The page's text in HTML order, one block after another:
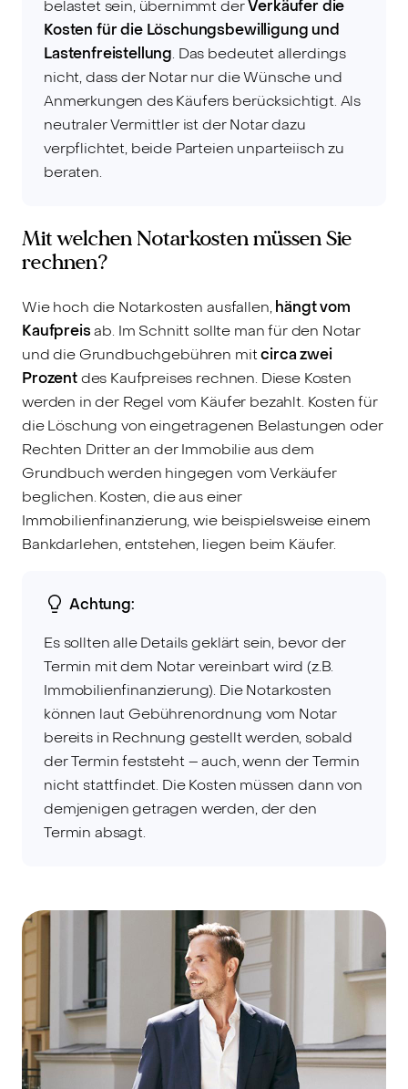
belastet sein, übernimmt derVerkäufer die
Kosten für die Löschungsbewilligung und
Lastenfreistellung. Das bedeutet allerdings
nicht, dass der Notar nur die Wünsche und
Anmerkungen des Käufers berücksichtigt. Als
neutraler Vermittler ist der Notar dazu
verpflichtet, beide Parteien unparteiisch zu
beraten.
Mit welchen Notarkosten müssen Sie
rechnen?
Wie hoch die Notarkosten ausfallen,hängt vom
Kaufpreisab. Im Schnitt sollte man für den Notar
und die Grundbuchgebühren mitcirca zwei
Prozentdes Kaufpreises rechnen. Diese Kosten
werden in der Regel vom Käufer bezahlt. Kosten für
die Löschung von eingetragenen Belastungen oder
Rechten Dritter an der Immobilie aus dem
Grundbuch werden hingegen vom Verkäufer
beglichen. Kosten, die aus einer
Immobilienfinanzierung, wie beispielsweise einem
Bankdarlehen, entstehen, liegen beim Käufer.
Achtung:
Es sollten alle Details geklärt sein, bevor der
Termin mit dem Notar vereinbart wird (z.B.
Immobilienfinanzierung). Die Notarkosten
können laut Gebührenordnung vom Notar
bereits in Rechnung gestellt werden, sobald
der Termin feststeht – auch, wenn der Termin
nicht stattfindet. Die Kosten müssen dann von
demjenigen getragen werden, der den
Termin absagt.